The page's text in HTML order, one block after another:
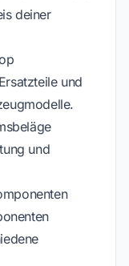
deiner
und
und